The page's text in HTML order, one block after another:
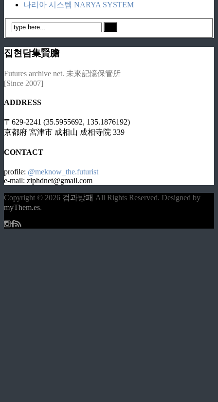
나리아 시스템 NARYA SYSTEM
집현담集賢膽
Futures archive net. 未來記憶保管所
[Since 2007]
ADDRESS
〒629-2241 (35.5955692, 135.1876192)
京都府 宮津市 成相山 成相寺院 339
CONTACT
profile: @meknow_the.futurist
e-mail: ziphdnet@gmail.com
Copyright © 2026 검과방패 All Rights Reserved. Designed by
myThem.es.